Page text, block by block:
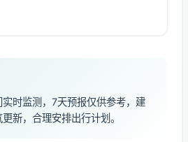
时监测，7天预报仅供参考，建
新，合理安排出行计划。